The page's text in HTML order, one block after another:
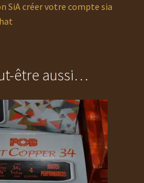
SiA créer votre compte sia
être aussi…